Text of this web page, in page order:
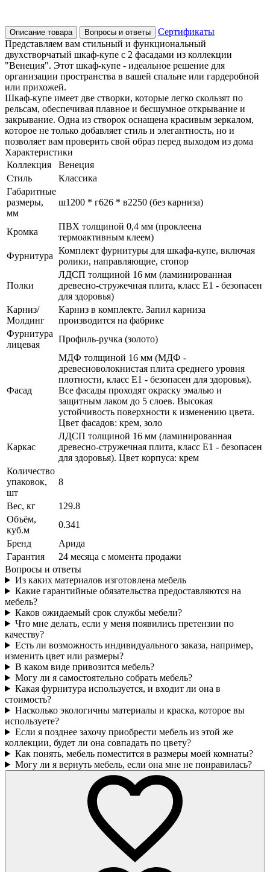
Описание товара Вопросы и ответы
Сертификаты
Представляем вам стильный и функциональный
двухстворчатый шкаф-купе с 2 фасадами из коллекции
"Венеция". Этот шкаф-купе - идеальное решение для
организации пространства в вашей спальне или гардеробной
или прихожей.
Шкаф-купе имеет две створки, которые легко скользят по
рельсам, обеспечивая плавное и бесшумное открывание и
закрывание. Одна из створок оснащена красивым зеркалом,
которое не только добавляет стиль и элегантность, но и
позволяет вам проверить свой образ перед выходом из дома
Характеристики
Коллекция
Венеция
Стиль
Классика
Габаритные
размеры,
мм
ш1200 * г626 * в2250 (без карниза)
Кромка
ПВХ толщиной 0,4 мм (проклеена
термоактивным клеем)
Фурнитура
Комплект фурнитуры для шкафа-купе, включая
ролики, направляющие, стопор
Полки
ЛДСП толщиной 16 мм (ламинированная
древесно-стружечная плита, класс E1 - безопасен
для здоровья)
Карниз/
Молдинг
Карниз в комплекте. Запил карниза
производится на фабрике
Фурнитура
лицевая
Профиль-ручка (золото)
Фасад
МДФ толщиной 16 мм (МДФ -
древесноволокнистая плита среднего уровня
плотности, класс E1 - безопасен для здоровья).
Все фасады проходят окраску эмалью и
защитным лаком до 5 слоев. Высокая
устойчивость поверхности к изменению цвета.
Цвет фасадов: крем, золо
Каркас
ЛДСП толщиной 16 мм (ламинированная
древесно-стружечная плита, класс E1 - безопасен
для здоровья). Цвет корпуса: крем
Количество
упаковок,
шт
8
Вес, кг
129.8
Объём,
куб.м
0.341
Бренд
Арида
Гарантия
24 месяца с момента продажи
Вопросы и ответы
Из каких материалов изготовлена мебель
Какие гарантийные обязательства предоставляются на
мебель?
Каков ожидаемый срок службы мебели?
Что мне делать, если у меня появились претензии по
качеству?
Есть ли возможность индивидуального заказа, например,
изменить цвет или размеры?
В каком виде привозится мебель?
Могу ли я самостоятельно собрать мебель?
Какая фурнитура используется, и входит ли она в
стоимость?
Насколько экологичны материалы и краска, которое вы
используете?
Если я позднее захочу приобрести мебель из этой же
коллекции, будет ли она совпадать по цвету?
Как понять, мебель поместится в размеры моей комнаты?
Могу ли я вернуть мебель, если она мне не понравилась?